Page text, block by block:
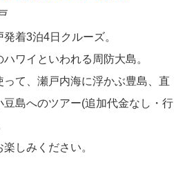
着3泊4日クルーズ。
ワイといわれる周防大島。
て、瀬戸内海に浮かぶ豊島、直
島へのツアー(追加代金なし・行
しみください。